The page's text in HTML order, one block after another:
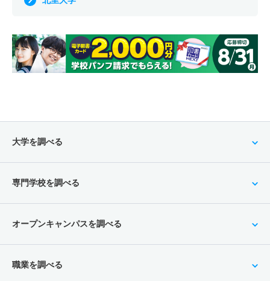
大学を調べる
専門学校を調べる
オープンキャンパスを調べる
職業を調べる